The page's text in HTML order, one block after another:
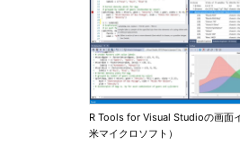
R Tools for Visual Studioの画面
米マイクロソフト）